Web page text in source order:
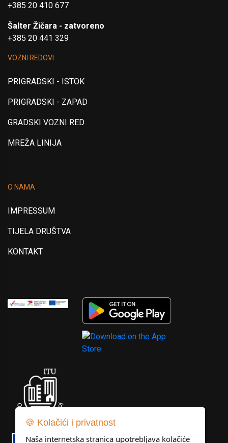
+385 20 410 677
Šalter Žičara - zatvoreno
+385 20 441 329
VOZNI REDOVI
PRIGRADSKI - ISTOK
PRIGRADSKI - ZAPAD
GRADSKI VOZNI RED
MREŽA LINIJA
O NAMA
IMPRESSUM
TIJELA DRUŠTVA
KONTAKT
🍪 Kolačići i privatnost
Naša internetska stranica upotrebljava kolačiće